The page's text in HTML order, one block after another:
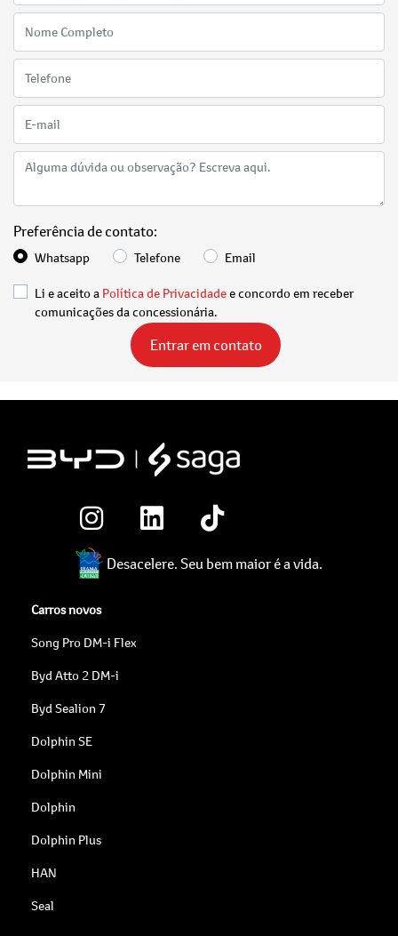
Preferência de contato:
Whatsapp Telefone Email
Li e aceito a Política de Privacidadee concordo em receber
comunicações da concessionária.
Entrar em contato
Desacelere. Seu bem maior é a vida.
Carros novos
Song Pro DM-i Flex
Byd Atto 2 DM-i
Byd Sealion 7
Dolphin SE
Dolphin Mini
Dolphin
Dolphin Plus
HAN
Seal